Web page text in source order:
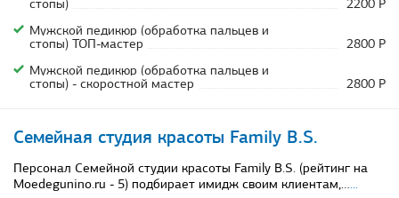
стопы)
2200 Р
Мужской педикюр (обработка пальцев и
стопы) ТОП-мастер
2800 Р
Мужской педикюр (обработка пальцев и
стопы) - скоростной мастер
2800 Р
Семейная студия красоты Family B.S.
Персонал Семейной студии красоты Family B.S. (рейтинг на
Moedegunino.ru - 5) подбирает имидж своим клиентам,…...